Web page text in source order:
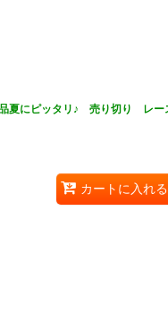
品夏にピッタリ♪ 売り切り
カートに入れる